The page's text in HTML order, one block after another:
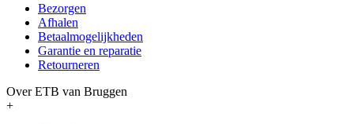
Bezorgen
Afhalen
Betaalmogelijkheden
Garantie en reparatie
Retourneren
Over ETB van Bruggen
+